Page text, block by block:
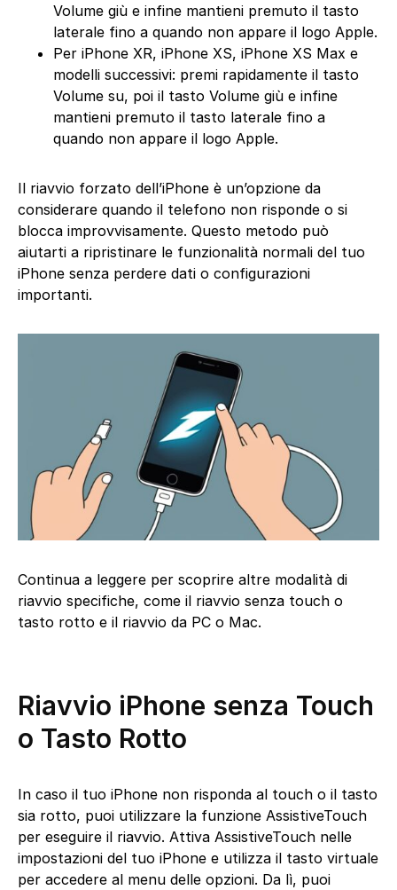
Volume giù e infine mantieni premuto il tasto
laterale fino a quando non appare il logo Apple.
Per iPhone XR, iPhone XS, iPhone XS Max e
modelli successivi: premi rapidamente il tasto
Volume su, poi il tasto Volume giù e infine
mantieni premuto il tasto laterale fino a
quando non appare il logo Apple.
Il riavvio forzato dell’iPhone è un’opzione da
considerare quando il telefono non risponde o si
blocca improvvisamente. Questo metodo può
aiutarti a ripristinare le funzionalità normali del tuo
iPhone senza perdere dati o configurazioni
importanti.
Continua a leggere per scoprire altre modalità di
riavvio specifiche, come il riavvio senza touch o
tasto rotto e il riavvio da PC o Mac.
Riavvio iPhone senza Touch
o Tasto Rotto
In caso il tuo iPhone non risponda al touch o il tasto
sia rotto, puoi utilizzare la funzione AssistiveTouch
per eseguire il riavvio. Attiva AssistiveTouch nelle
impostazioni del tuo iPhone e utilizza il tasto virtuale
per accedere al menu delle opzioni. Da lì, puoi